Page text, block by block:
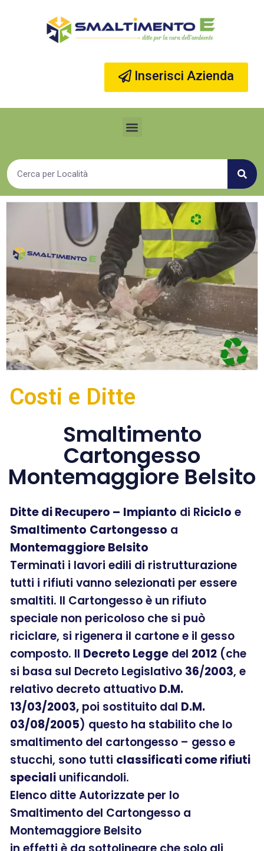
Inserisci Azienda
Costi e Ditte
Smaltimento
Cartongesso
Montemaggiore Belsito
Ditte di Recupero – Impianto di Riciclo e
Smaltimento Cartongesso a
Montemaggiore Belsito
Terminati i lavori edili di ristrutturazione
tutti i rifiuti vanno selezionati per essere
smaltiti. Il Cartongesso è un rifiuto
speciale non pericoloso che si può
riciclare, si rigenera il cartone e il gesso
composto. Il Decreto Legge del 2012 (che
si basa sul Decreto Legislativo 36/2003, e
relativo decreto attuativo D.M.
13/03/2003, poi sostituito dal D.M.
03/08/2005) questo ha stabilito che lo
smaltimento del cartongesso – gesso e
stucchi, sono tutti classificati come rifiuti
speciali unificandoli.
Elenco ditte Autorizzate per lo
Smaltimento del Cartongesso a
Montemaggiore Belsito